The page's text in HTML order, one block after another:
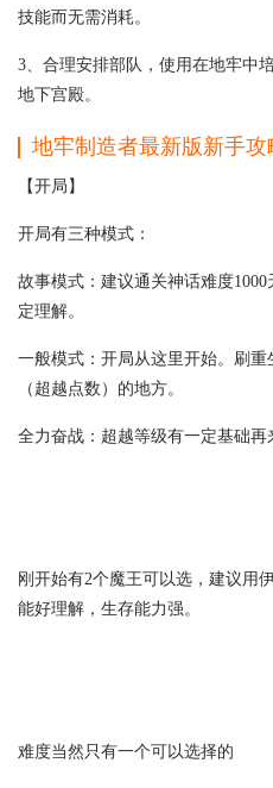
技能而无需消耗。
3、合理安排部队，使用在地牢中
地下宫殿。
地牢制造者最新版新手攻
【开局】
开局有三种模式：
故事模式：建议通关神话难度
定理解。
一般模式：开局从这里开始。刷
（超越点数）的地方。
全力奋战：超越等级有一定基础再
刚开始有2个魔王可以选，建议用
能好理解，生存能力强。
难度当然只有一个可以选择的